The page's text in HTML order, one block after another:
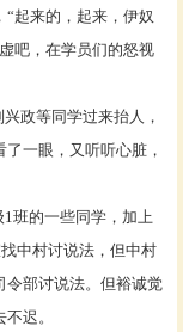
起来的，起来，伊奴
吧，在学员们的怒视
政等同学过来抬人，
一眼，又听听心脏，
1班的一些同学，加上
中村讨说法，但中村
令部讨说法。但裕诚觉
迟。